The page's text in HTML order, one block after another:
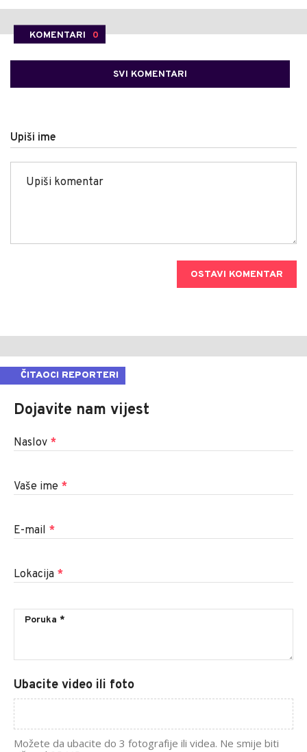
KOMENTARI 0
SVI KOMENTARI
Upiši ime
OSTAVI KOMENTAR
ČITAOCI REPORTERI
Dojavite nam vijest
Naslov *
Vaše ime *
E-mail *
Lokacija *
Ubacite video ili foto
Možete da ubacite do 3 fotografije ili videa. Ne smije biti